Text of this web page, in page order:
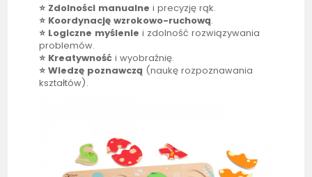
⭐ Zdolności manualne i precyzję rąk.
⭐ Koordynację wzrokowo-ruchową.
⭐ Logiczne myślenie i zdolność rozwiązywania
problemów.
⭐ Kreatywność i wyobraźnię.
⭐ Wiedzę poznawczą (naukę rozpoznawania
kształtów).